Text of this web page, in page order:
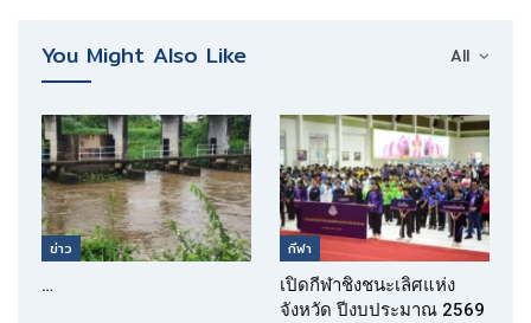
All
You Might Also Like
ข่าว
…
กีฬา
เปิดกีฬาชิงชนะเลิศแห่ง
จังหวัด ปีงบประมาณ 2569